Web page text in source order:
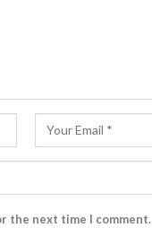
the next time I comment.